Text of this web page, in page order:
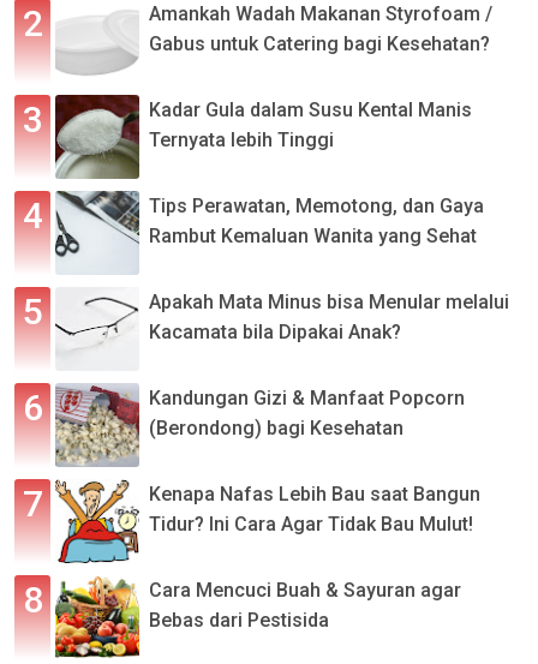
Amankah Wadah Makanan Styrofoam /
Gabus untuk Catering bagi Kesehatan?
Kadar Gula dalam Susu Kental Manis
Ternyata lebih Tinggi
Tips Perawatan, Memotong, dan Gaya
Rambut Kemaluan Wanita yang Sehat
Apakah Mata Minus bisa Menular melalui
Kacamata bila Dipakai Anak?
Kandungan Gizi & Manfaat Popcorn
(Berondong) bagi Kesehatan
Kenapa Nafas Lebih Bau saat Bangun
Tidur? Ini Cara Agar Tidak Bau Mulut!
Cara Mencuci Buah & Sayuran agar
Bebas dari Pestisida